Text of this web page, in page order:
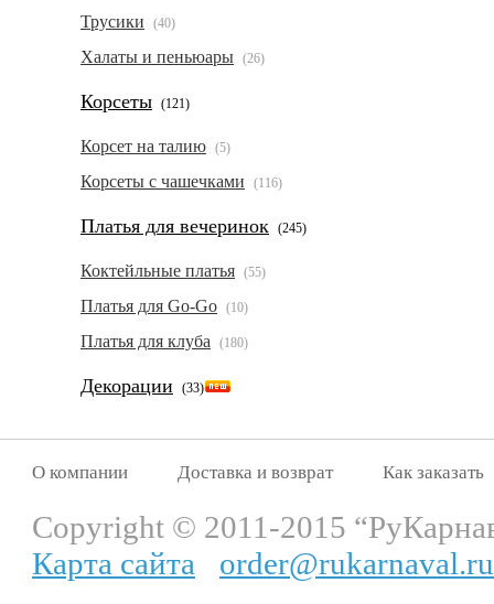
Трусики (40)
Халаты и пеньюары (26)
Корсеты (121)
Корсет на талию (5)
Корсеты с чашечками (116)
Платья для вечеринок (245)
Коктейльные платья (55)
Платья для Go-Go (10)
Платья для клуба (180)
Декорации (33)
О компании Доставка и возврат Как заказать
Copyright © 2011-2015
Карта сайта
order@rukarnaval.ru